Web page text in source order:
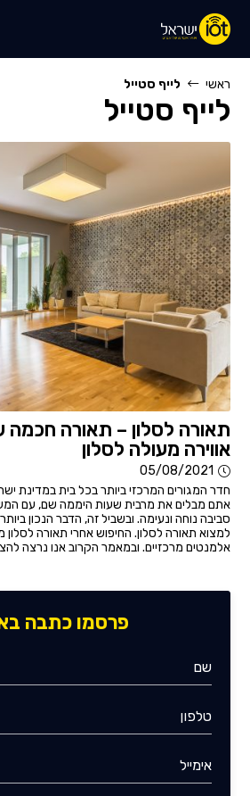
content
ראשי לייף סטייל
לייף סטייל
תאורה לסלון – תאורה
אווירה מעולה לסלון
05/08/2021
חדר המגורים המרכזי ביותר בכל בית במדינת
אתם מבלים את מרבית שעות היממה שם, עם
סביבה נוחה ונעימה. ובשביל זה, הדבר הנכון
למצוא תאורה לסלון. החיפוש אחרי תאורה
אלמנטים מרכזיים. ובמאמר הקרוב אנו נרצה
פרסמו כתבה